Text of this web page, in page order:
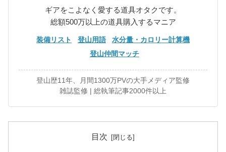
ギアをこよなく愛する道具オタクです。
総額500万以上の道具購入するマニア
装備リスト 登山用語
水分量・カロリー計算機
登山仲間マッチ
登山歴11年、月間1300万PVの大手メディア監修
雑誌監修 | 総執筆記事2000件以上
目次